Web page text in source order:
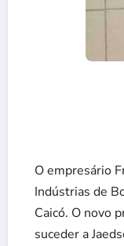
O empresário
Indústrias de
Caicó. O novo
suceder a